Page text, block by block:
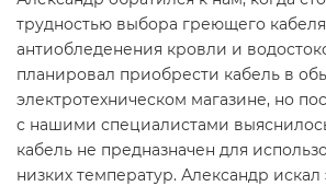
трудностью выбора греющего
антиобледенения кровли и
планировал приобрести кабель в
электротехническом магазине, но
с нашими специалистами
кабель не предназначен для
низких температур. Александр искал